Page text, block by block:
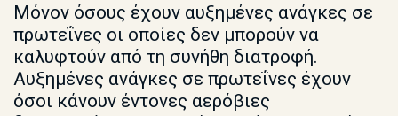
Μόνον όσους έχουν αυξημένες ανάγκες σε
πρωτεΐνες οι οποίες δεν μπορούν να
καλυφτούν από τη συνήθη διατροφή.
Αυξημένες ανάγκες σε πρωτεΐνες έχουν
όσοι κάνουν έντονες αερόβιες